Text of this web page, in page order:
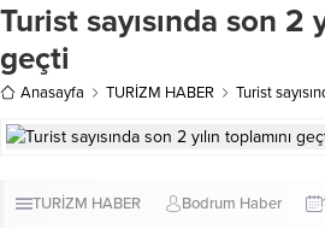
Turist sayısında son 2
geçti
Anasayfa TURİZM HABER Turist
TURİZM HABER Bodrum Haber